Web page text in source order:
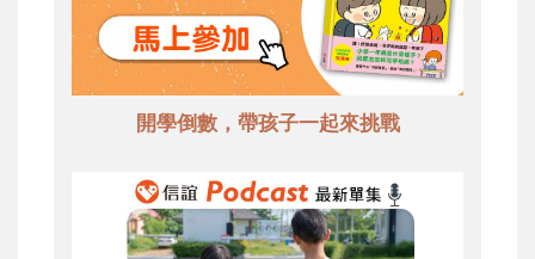
開學倒數，帶孩子一起來挑戰